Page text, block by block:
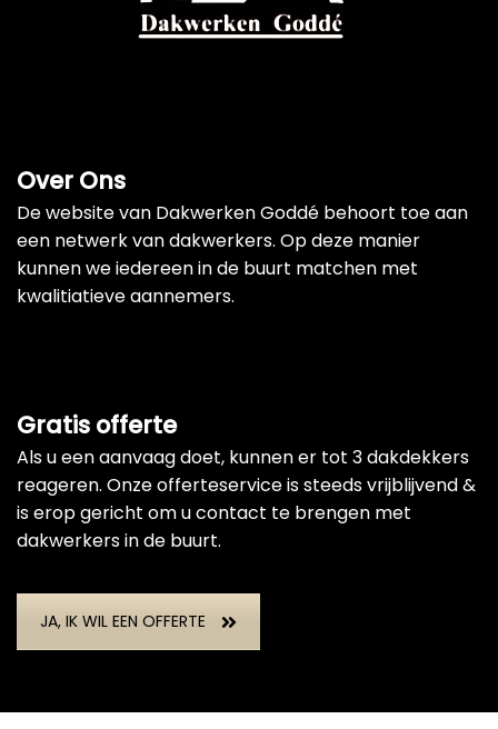
Over Ons
De website van Dakwerken Goddé behoort toe aan
een netwerk van dakwerkers. Op deze manier
kunnen we iedereen in de buurt matchen met
kwalitiatieve aannemers.
Gratis offerte
Als u een aanvaag doet, kunnen er tot 3 dakdekkers
reageren. Onze offerteservice is steeds vrijblijvend &
is erop gericht om u contact te brengen met
dakwerkers in de buurt.
JA, IK WIL EEN OFFERTE